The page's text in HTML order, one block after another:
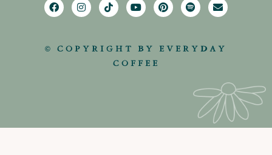
© COPYRIGHT BY EVERYDAY
COFFEE